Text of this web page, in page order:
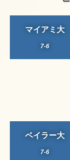
マイアミ大
7-6
ベイラー大
7-6